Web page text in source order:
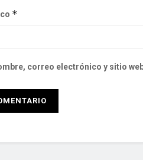
*
correo electrónico y sitio